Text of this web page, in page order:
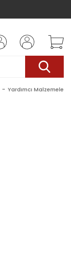
Yardımcı Malzemeler